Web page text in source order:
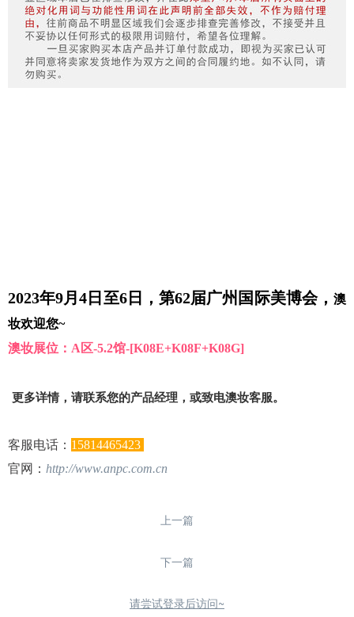
2023年9月4日至6日，第62届广州国际美博会， 澳
妆欢迎您~
澳妆展位：A区-5.2馆-[K08E+K08F+K08G]
更多详情，请联系您的产品经理，或致电澳妆客服。
客服电话： 15814465423
官网： http://www.anpc.com.cn
上一篇
下一篇
请尝试登录后访问~